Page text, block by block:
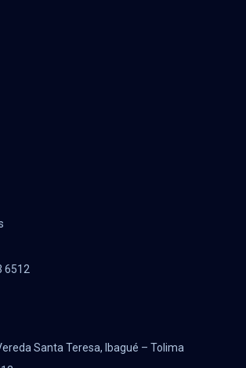
6512
Santa Teresa, Ibagué – Tolima